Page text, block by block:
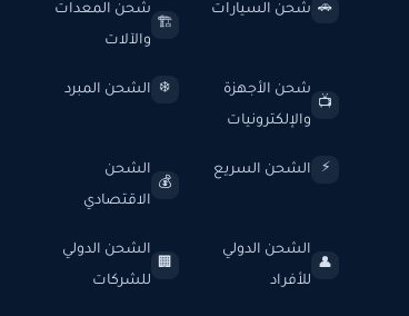
🚗 شحن السيارات
🏗️
شحن المعدات
والآلات
📺
شحن الأجهزة
والإلكترونيات
❄️ الشحن المبرد
⚡ الشحن السريع
💰
الشحن
الاقتصادي
👤
الشحن الدولي
للأفراد
🏢
الشحن الدولي
للشركات